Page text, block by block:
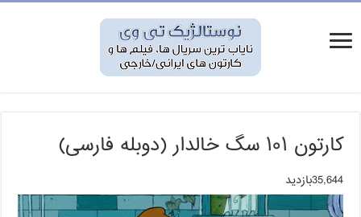
کارتون ۱۰۱ سگ خالدار (دوبله فارسی)
35,644بازدید